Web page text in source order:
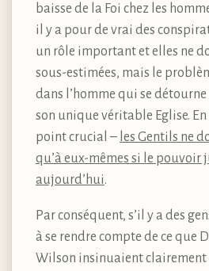
baisse de la Foi chez les
il y a pour de vrai des
un rôle important et elles ne
sous-estimées, mais le
dans l’homme qui se
son unique véritable Eglise. En
point crucial – les Gentils ne
qu’à eux-mêmes si le pouvoir
aujourd’hui.
Par conséquent, s’il y a des
à se rendre compte de ce que
Wilson insinuaient clairement